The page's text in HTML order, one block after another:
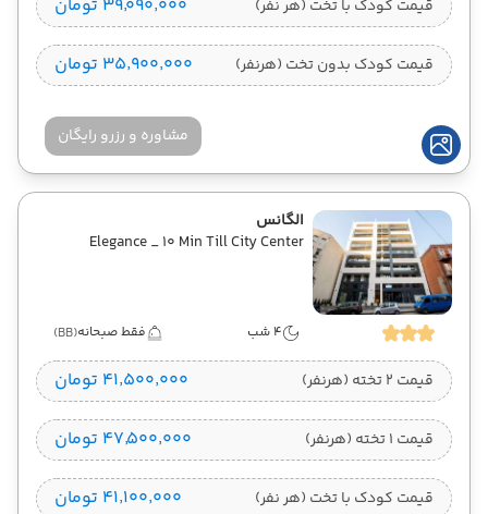
هواییEconomyوارش
قیمت کودک با تخت (هر نفر) ۳۹٬۰۹۰٬۰۰۰ تومان
قیمت کودک بدون تخت (هرنفر) ۳۵٬۹۰۰٬۰۰۰ تومان
مشاوره و رزرو رایگان
الگانس
Elegance _ 10 Min Till City Center
4 شب فقط صبحانه(BB)
قیمت 2 تخته (هرنفر) ۴۱٬۵۰۰٬۰۰۰ تومان
قیمت 1 تخته (هرنفر) ۴۷٬۵۰۰٬۰۰۰ تومان
قیمت کودک با تخت (هر نفر) ۴۱٬۱۰۰٬۰۰۰ تومان